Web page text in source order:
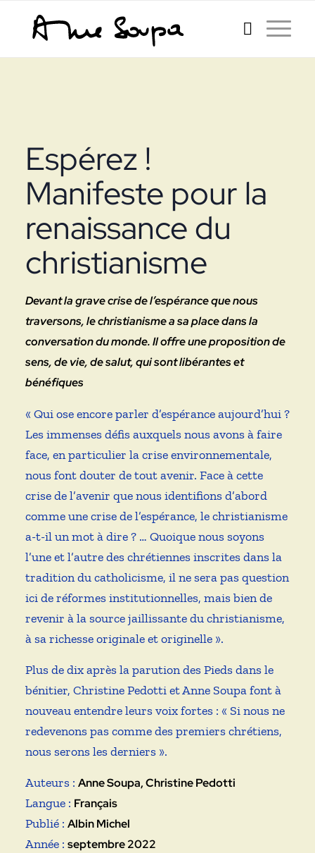
Espérez !
Manifeste pour la
renaissance du
christianisme
Devant la grave crise de l’espérance que nous
traversons, le christianisme a sa place dans la
conversation du monde. Il offre une proposition de
sens, de vie, de salut, qui sont libérantes et
bénéfiques
« Qui ose encore parler d’espérance aujourd’hui ?
Les immenses défis auxquels nous avons à faire
face, en particulier la crise environnementale,
nous font douter de tout avenir. Face à cette
crise de l’avenir que nous identifions d’abord
comme une crise de l’espérance, le christianisme
a-t-il un mot à dire ? … Quoique nous soyons
l’une et l’autre des chrétiennes inscrites dans la
tradition du catholicisme, il ne sera pas question
ici de réformes institutionnelles, mais bien de
revenir à la source jaillissante du christianisme,
à sa richesse originale et originelle ».
Plus de dix après la parution des Pieds dans le
bénitier, Christine Pedotti et Anne Soupa font à
nouveau entendre leurs voix fortes : « Si nous ne
redevenons pas comme des premiers chrétiens,
nous serons les derniers ».
Auteurs : Anne Soupa, Christine Pedotti
Langue : Français
Publié : Albin Michel
Année : septembre 2022